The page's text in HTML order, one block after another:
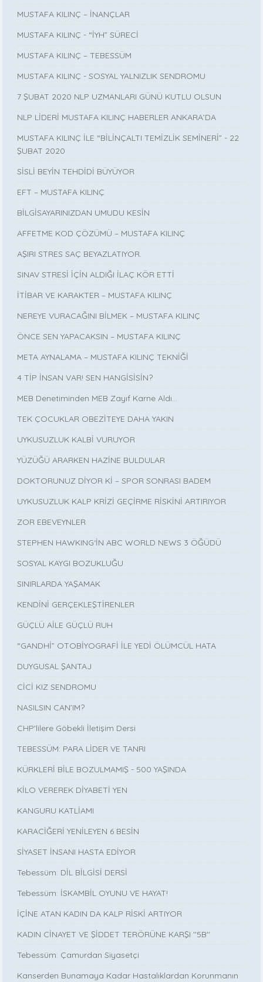
MUSTAFA KILINÇ – İNANÇLAR
MUSTAFA KILINÇ - “İYH” SÜRECİ
MUSTAFA KILINÇ – TEBESSÜM
MUSTAFA KILINÇ - SOSYAL YALNIZLIK SENDROMU
7 ŞUBAT 2020 NLP UZMANLARI GÜNÜ KUTLU OLSUN
NLP LİDERİ MUSTAFA KILINÇ HABERLER ANKARA’DA
MUSTAFA KILINÇ İLE “BİLİNÇALTI TEMİZLİK SEMİNERİ” - 22
ŞUBAT 2020
SİSLİ BEYİN TEHDİDİ BÜYÜYOR
EFT – MUSTAFA KILINÇ
BİLGİSAYARINIZDAN UMUDU KESİN
AFFETME KOD ÇÖZÜMÜ – MUSTAFA KILINÇ
AŞIRI STRES SAÇ BEYAZLATIYOR.
SINAV STRESİ İÇİN ALDIĞI İLAÇ KÖR ETTİ
İTİBAR VE KARAKTER – MUSTAFA KILINÇ
NEREYE VURACAĞINI BİLMEK – MUSTAFA KILINÇ
ÖNCE SEN YAPACAKSIN – MUSTAFA KILINÇ
META AYNALAMA – MUSTAFA KILINÇ TEKNİĞİ
4 TİP İNSAN VAR! SEN HANGİSİSİN?
MEB Denetiminden MEB Zayıf Karne Aldı…
TEK ÇOCUKLAR OBEZİTEYE DAHA YAKIN
UYKUSUZLUK KALBİ VURUYOR
YÜZÜĞÜ ARARKEN HAZİNE BULDULAR
DOKTORUNUZ DİYOR Kİ – SPOR SONRASI BADEM
UYKUSUZLUK KALP KRİZİ GEÇİRME RİSKİNİ ARTIRIYOR
ZOR EBEVEYNLER
STEPHEN HAWKING‘İN ABC WORLD NEWS 3 ÖĞÜDÜ
SOSYAL KAYGI BOZUKLUĞU
SINIRLARDA YAŞAMAK
KENDİNİ GERÇEKLEŞTİRENLER
GÜÇLÜ AİLE GÜÇLÜ RUH
“GANDHİ” OTOBİYOGRAFİ İLE YEDİ ÖLÜMCÜL HATA
DUYGUSAL ŞANTAJ
CİCİ KIZ SENDROMU
NASILSIN CAN’IM?
CHP'lilere Göbekli İletişim Dersi
TEBESSÜM: PARA LİDER VE TANRI
KÜRKLERİ BİLE BOZULMAMIŞ - 500 YAŞINDA
KİLO VEREREK DİYABETİ YEN
KANGURU KATLİAMI
KARACİĞERİ YENİLEYEN 6 BESİN
SİYASET İNSANI HASTA EDİYOR
Tebessüm: DİL BİLGİSİ DERSİ
Tebessüm: İSKAMBİL OYUNU VE HAYAT!
İÇİNE ATAN KADIN DA KALP RİSKİ ARTIYOR
KADIN CİNAYET VE ŞİDDET TERÖRÜNE KARŞI ''5B''
Tebessüm: Çamurdan Siyasetçi
Kanserden Bunamaya Kadar Hastalıklardan Korunmanın